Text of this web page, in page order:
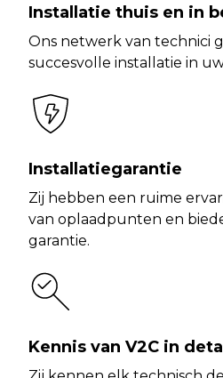
Installatie thuis en in
Ons netwerk van technici
succesvolle installatie in
Installatiegarantie
Zij hebben een ruime
van oplaadpunten en
garantie.
Kennis van V2C in